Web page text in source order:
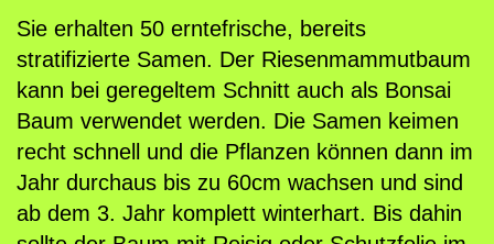
Sie erhalten 50 erntefrische, bereits
stratifizierte Samen. Der Riesenmammutbaum
kann bei geregeltem Schnitt auch als Bonsai
Baum verwendet werden. Die Samen keimen
recht schnell und die Pflanzen können dann im
Jahr durchaus bis zu 60cm wachsen und sind
ab dem 3. Jahr komplett winterhart. Bis dahin